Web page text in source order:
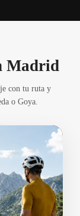
Madrid
con tu ruta y
o Goya.